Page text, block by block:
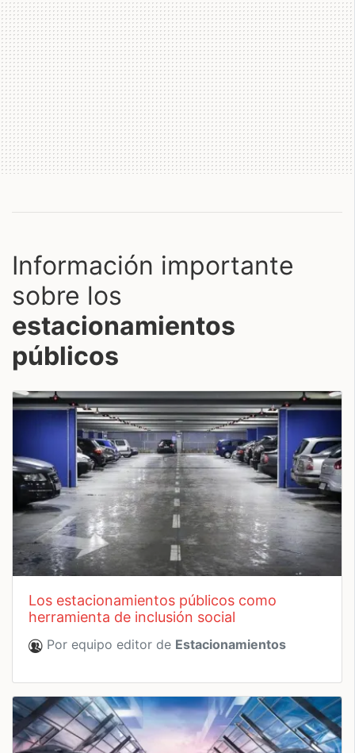
Información importante
sobre los
estacionamientos
públicos
los estacionamientos públicos como
herramienta de inclusión social
Por equipo editor de Estacionamientos